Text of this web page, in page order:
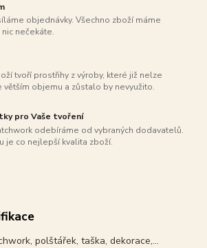
objednávky. Všechno zboží máme
nečekáte.
tvoří prostřihy z výroby, které již nelze
větším objemu a zůstalo by nevyužito.
pro Vaše tvoření
odebíráme od vybraných dodavatelů.
je co nejlepší kvalita zboží.
polštářek, taška, dekorace,...